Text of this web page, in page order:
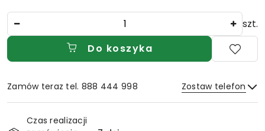
szt.
Do koszyka
Zamów teraz tel. 888 444 998 Zostaw telefon
i
Czas realizacji